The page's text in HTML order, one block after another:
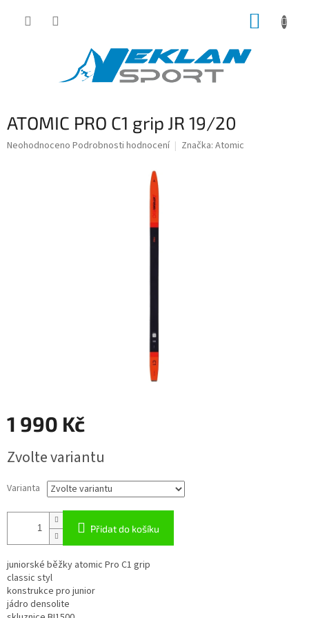
ATOMIC PRO C1 grip JR 19/20
Průměrné
Neohodnoceno Podrobnosti hodnocení Značka: Atomic
1 990 Kč
cena:
Zvolte variantu
Varianta
Přidat do košíku
juniorské běžky atomic Pro C1 grip
classic styl
konstrukce pro junior
jádro densolite